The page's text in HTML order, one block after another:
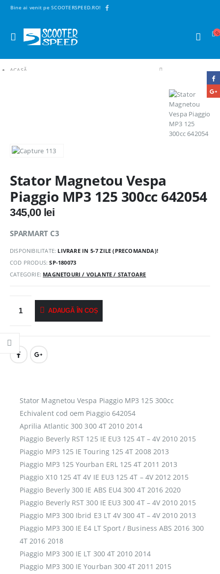
Bine ai venit pe SCOOTERSPEED.RO!
ACASĂ
Stator Magnetou Vespa
Piaggio MP3 125 300cc 642054
345,00 lei
SPARMART C3
DISPONIBILITATE: LIVRARE IN 5-7 ZILE (PRECOMANDA)!
COD PRODUS:SP-180073
CATEGORIE: MAGNETOURI / VOLANTE / STATOARE
ADAUGĂ ÎN COȘ
Stator Magnetou Vespa Piaggio MP3 125 300cc
Echivalent cod oem Piaggio 642054
Aprilia Atlantic 300 300 4T 2010 2014
Piaggio Beverly RST 125 IE EU3 125 4T – 4V 2010 2015
Piaggio MP3 125 IE Touring 125 4T 2008 2013
Piaggio MP3 125 Yourban ERL 125 4T 2011 2013
Piaggio X10 125 4T 4V IE EU3 125 4T – 4V 2012 2015
Piaggio Beverly 300 IE ABS EU4 300 4T 2016 2020
Piaggio Beverly RST 300 IE EU3 300 4T – 4V 2010 2015
Piaggio MP3 300 Ibrid E3 LT 4V 300 4T – 4V 2010 2013
Piaggio MP3 300 IE E4 LT Sport / Business ABS 2016 300
4T 2016 2018
Piaggio MP3 300 IE LT 300 4T 2010 2014
Piaggio MP3 300 IE Yourban 300 4T 2011 2015